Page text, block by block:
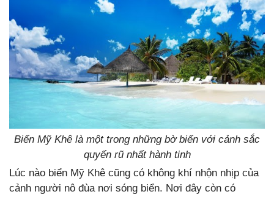
Biển Mỹ Khê là một trong những bờ biển với cảnh sắc
quyến rũ nhất hành tinh
Lúc nào biển Mỹ Khê cũng có không khí nhộn nhịp của
cảnh người nô đùa nơi sóng biển. Nơi đây còn có